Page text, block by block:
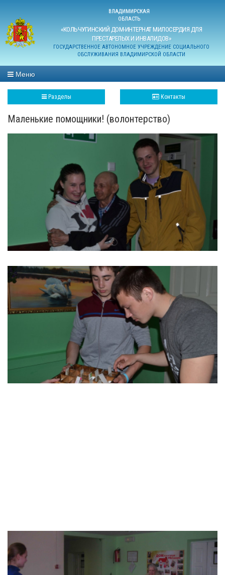
ВЛАДИМИРСКАЯ
ОБЛАСТЬ
«КОЛЬЧУГИНСКИЙ ДОМ-ИНТЕРНАТ МИЛОСЕРДИЯ ДЛЯ
ПРЕСТАРЕЛЫХ И ИНВАЛИДОВ»
ГОСУДАРСТВЕННОЕ АВТОНОМНОЕ УЧРЕЖДЕНИЕ СОЦИАЛЬНОГО
ОБСЛУЖИВАНИЯ ВЛАДИМИРСКОЙ ОБЛАСТИ
Меню
Разделы Контакты
Маленькие помощники! (волонтерство)